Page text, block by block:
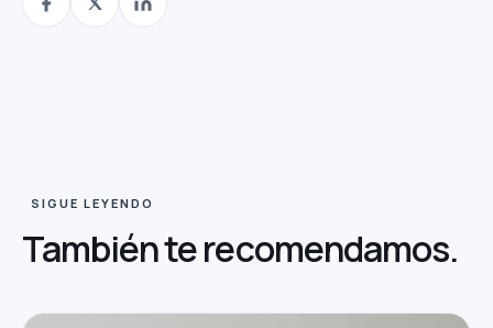
SIGUE LEYENDO
También terecomendamos.